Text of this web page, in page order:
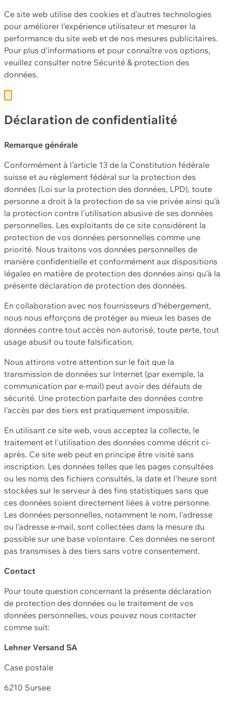
Ce site web utilise des cookies et d'autres technologies
pour améliorer l'expérience utilisateur et mesurer la
performance du site web et de nos mesures publicitaires.
Pour plus d'informations et pour connaître vos options,
veuillez consulter notre Sécurité & protection des
données.
Déclaration de confidentialité
Remarque générale
Conformément à l'article 13 de la Constitution fédérale
suisse et au règlement fédéral sur la protection des
données (Loi sur la protection des données, LPD), toute
personne a droit à la protection de sa vie privée ainsi qu'à
la protection contre l'utilisation abusive de ses données
personnelles. Les exploitants de ce site considèrent la
protection de vos données personnelles comme une
priorité. Nous traitons vos données personnelles de
manière confidentielle et conformément aux dispositions
légales en matière de protection des données ainsi qu'à la
présente déclaration de protection des données.
En collaboration avec nos fournisseurs d'hébergement,
nous nous efforçons de protéger au mieux les bases de
données contre tout accès non autorisé, toute perte, tout
usage abusif ou toute falsification.
Nous attirons votre attention sur le fait que la
transmission de données sur Internet (par exemple, la
communication par e-mail) peut avoir des défauts de
sécurité. Une protection parfaite des données contre
l'accès par des tiers est pratiquement impossible.
En utilisant ce site web, vous acceptez la collecte, le
traitement et l'utilisation des données comme décrit ci-
après. Ce site web peut en principe être visité sans
inscription. Les données telles que les pages consultées
ou les noms des fichiers consultés, la date et l'heure sont
stockées sur le serveur à des fins statistiques sans que
ces données soient directement liées à votre personne.
Les données personnelles, notamment le nom, l'adresse
ou l'adresse e-mail, sont collectées dans la mesure du
possible sur une base volontaire. Ces données ne seront
pas transmises à des tiers sans votre consentement.
Contact
Pour toute question concernant la présente déclaration
de protection des données ou le traitement de vos
données personnelles, vous pouvez nous contacter
comme suit:
Lehner Versand SA
Case postale
6210 Sursee